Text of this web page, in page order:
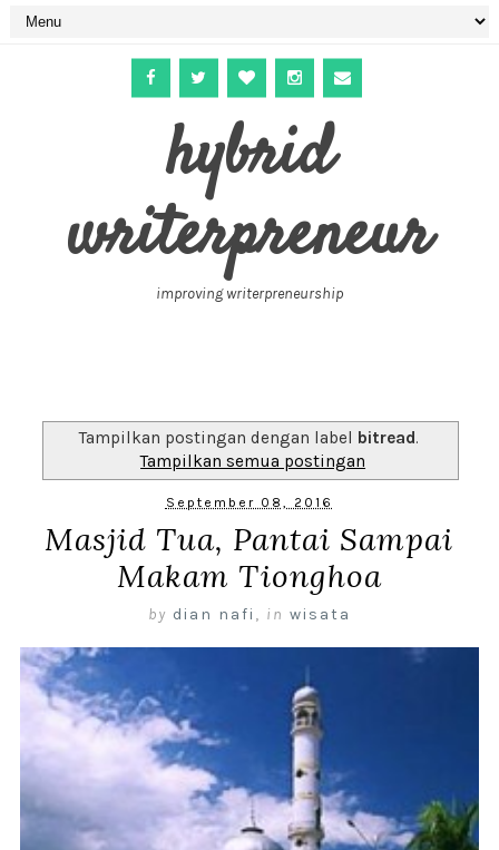
hybrid
writerpreneur
improving writerpreneurship
Tampilkan postingan dengan label bitread.
Tampilkan semua postingan
September 08, 2016
Masjid Tua, Pantai Sampai
Makam Tionghoa
by dian nafi , in wisata